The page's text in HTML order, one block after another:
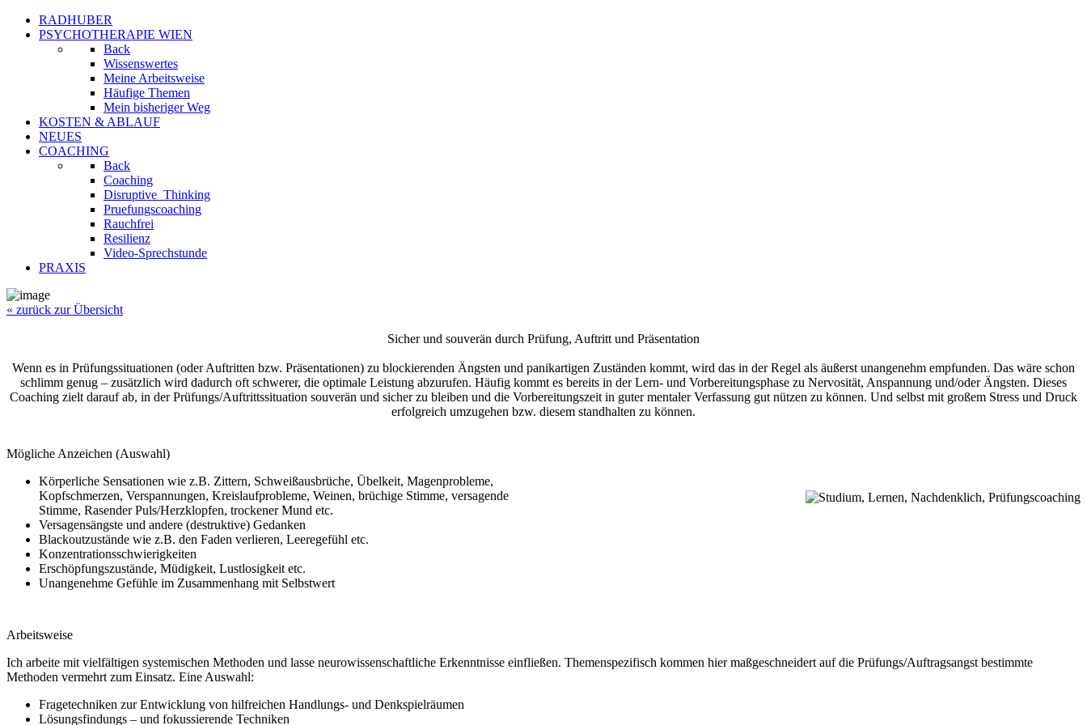
RADHUBER
PSYCHOTHERAPIE WIEN
Back
Wissenswertes
Meine Arbeitsweise
Häufige Themen
Mein bisheriger Weg
KOSTEN & ABLAUF
NEUES
COACHING
Back
Coaching
Disruptive_Thinking
Pruefungscoaching
Rauchfrei
Resilienz
Video-Sprechstunde
PRAXIS
« zurück zur Übersicht
Sicher und souverän durch Prüfung, Auftritt und Präsentation
Wenn es in Prüfungssituationen (oder Auftritten bzw. Präsentationen) zu blockierenden Ängsten und panikartigen Zuständen kommt, wird das in der Regel als äußerst unangenehm empfunden. Das wäre schon
schlimm genug – zusätzlich wird dadurch oft schwerer, die optimale Leistung abzurufen. Häufig kommt es bereits in der Lern- und Vorbereitungsphase zu Nervosität, Anspannung und/oder Ängsten. Dieses
Coaching zielt darauf ab, in der Prüfungs/Auftrittssituation souverän und sicher zu bleiben und die Vorbereitungszeit in guter mentaler Verfassung gut nützen zu können. Und selbst mit großem Stress und Druck
erfolgreich umzugehen bzw. diesem standhalten zu können.
Mögliche Anzeichen (Auswahl)
Körperliche Sensationen wie z.B. Zittern, Schweißausbrüche, Übelkeit, Magenprobleme,
Kopfschmerzen, Verspannungen, Kreislaufprobleme, Weinen, brüchige Stimme, versagende
Stimme, Rasender Puls/Herzklopfen, trockener Mund etc.
Versagensängste und andere (destruktive) Gedanken
Blackoutzustände wie z.B. den Faden verlieren, Leeregefühl etc.
Konzentrationsschwierigkeiten
Erschöpfungszustände, Müdigkeit, Lustlosigkeit etc.
Unangenehme Gefühle im Zusammenhang mit Selbstwert
Arbeitsweise
Ich arbeite mit vielfältigen systemischen Methoden und lasse neurowissenschaftliche Erkenntnisse einfließen. Themenspezifisch kommen hier maßgeschneidert auf die Prüfungs/Auftragsangst bestimmte
Methoden vermehrt zum Einsatz. Eine Auswahl:
Fragetechniken zur Entwicklung von hilfreichen Handlungs- und Denkspielräumen
Lösungsfindungs – und fokussierende Techniken